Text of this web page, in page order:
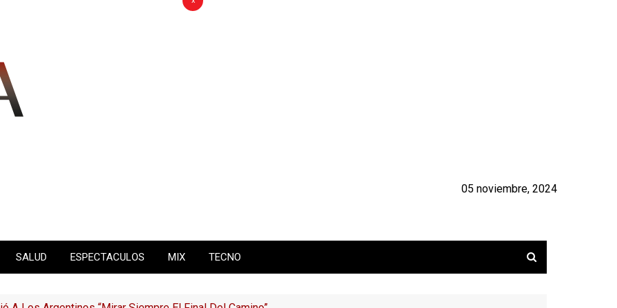
05 noviembre, 2024
SALUD ESPECTACULOS MIX TECNO